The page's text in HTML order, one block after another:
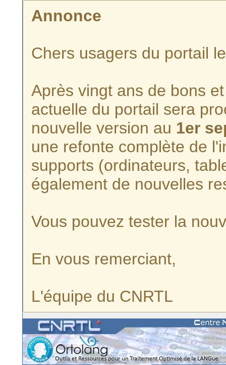
Annonce
Chers usagers du portail
Après vingt ans de bons
actuelle du portail sera
nouvelle version au 1er
une refonte complète de
supports (ordinateurs,
également de nouvelles
Vous pouvez tester la
En vous remerciant,
L'équipe du CNRTL